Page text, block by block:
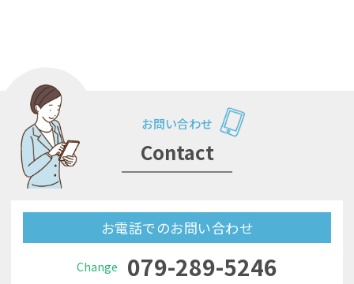
お問い合わせ
Contact
お電話でのお問い合わせ
Change 079-289-5246